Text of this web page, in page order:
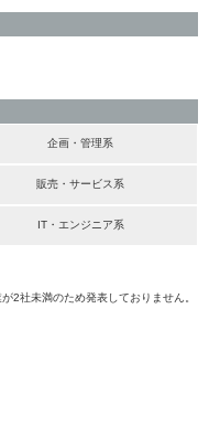
企画・管理系
販売・サービス系
IT・エンジニア系
2社未満のため発表しておりません。